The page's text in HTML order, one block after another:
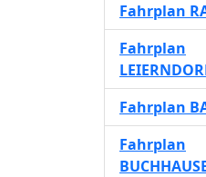
Fahrplan
Fahrplan
Fahrplan
Fahrplan